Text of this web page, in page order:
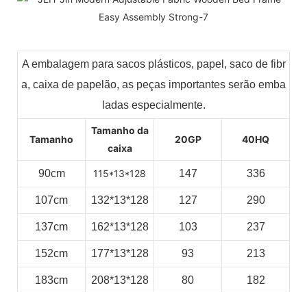
A embalagem para sacos plásticos, papel, saco de fibr
a, caixa de papelão, as peças importantes serão emba
ladas especialmente.
Tamanho
Tamanho da
caixa
20GP 40HQ
90cm 115*13*128 147 336
107cm 132*13*128 127 290
137cm 162*13*128 103 237
152cm 177*13*128 93 213
183cm 208*13*128 80 182